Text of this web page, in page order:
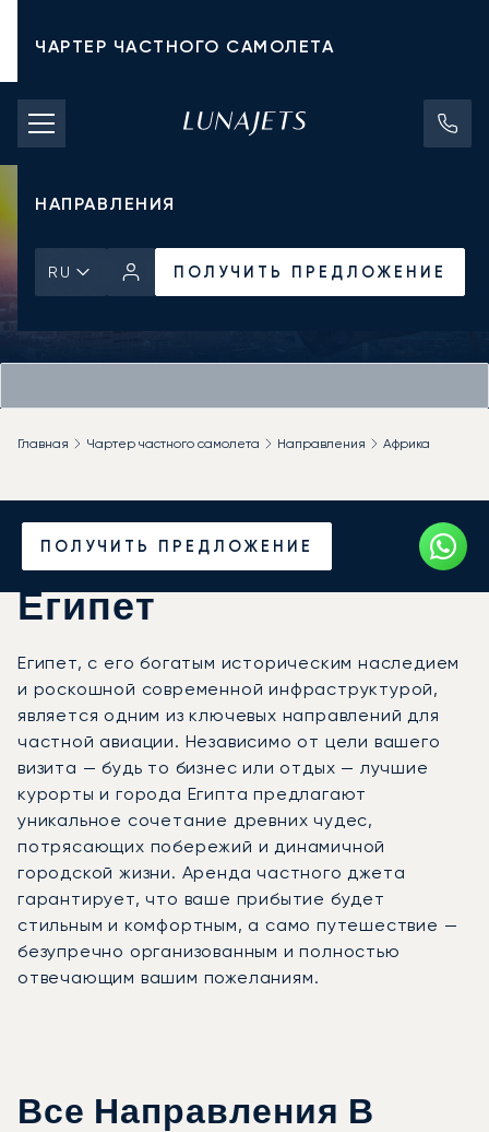
ЧАРТЕР ЧАСТНОГО САМОЛЕТА
СТОИМОСТЬ ЧАРТЕРА
ЧАСТНЫЕ САМОЛЕТЫ
НАПРАВЛЕНИЯ
RU ПОЛУЧИТЬ ПРЕДЛОЖЕНИЕ
ПОЛУЧИТЬ ПРЕДЛОЖЕНИЕ
Главная Чартер частного самолета Направления Африка
Закажите аренду
частного джета в
Египет
Египет, с его богатым историческим наследием
и роскошной современной инфраструктурой,
является одним из ключевых направлений для
частной авиации. Независимо от цели вашего
визита — будь то бизнес или отдых — лучшие
курорты и города Египта предлагают
уникальное сочетание древних чудес,
потрясающих побережий и динамичной
городской жизни. Аренда частного джета
гарантирует, что ваше прибытие будет
стильным и комфортным, а само путешествие —
безупречно организованным и полностью
отвечающим вашим пожеланиям.
Все Направления В